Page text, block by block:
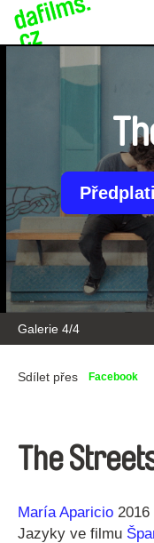
Galerie 4/4
Sdílet přes Facebook
The
Režie
María Aparicio
Rok 2016
Jazyky ve filmu